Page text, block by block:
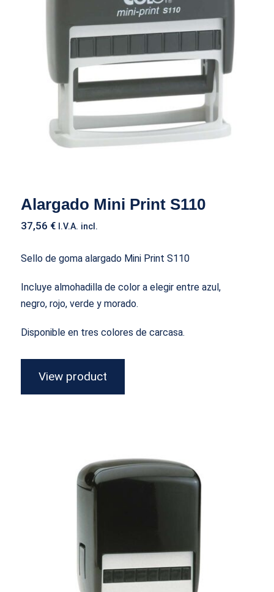
Alargado Mini Print S110
Alargado Mini Print S110
37,56 € I.V.A. incl.
Sello de goma alargado Mini Print S110
Incluye almohadilla de color a elegir entre azul,
negro, rojo, verde y morado.
Disponible en tres colores de carcasa.
View product
Rectangular Printer 53